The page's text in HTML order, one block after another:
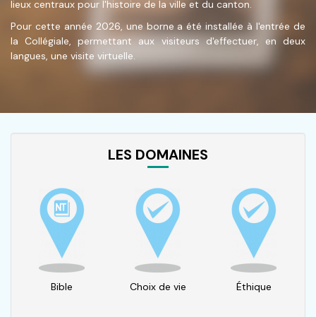
lieux centraux pour l'histoire de la ville et du canton.
Pour cette année 2026, une borne a été installée à l'entrée de
la Collégiale, permettant aux visiteurs d'effectuer, en deux
langues, une visite virtuelle.
LES DOMAINES
Bible Choix de vie Éthique